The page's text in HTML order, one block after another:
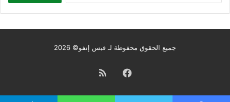
جميع الحقوق محفوظة لـ قبس إنفو© 2026
فيسبوكملخص
الموقع